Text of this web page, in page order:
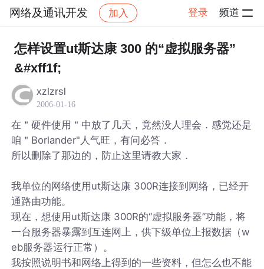
网络及通讯开发 加入 登录 频道
社区 网络及通讯开发 帖子详情
怎样设置ut斯达康 300 的“虚拟服务器”
&#xff1f;
xzlzrsl
2006-01-16
在＂硬件使用＂中放了几天，竟然没人理会．感觉还是
咱＂Borlander"人气旺，有问必答．
所以删除了那边的，防止这里请教大家．
我单位的网络使用ut斯达康 300R连接到网络，已经开
通路由功能。
现在，想使用ut斯达康 300R的“虚拟服务器”功能，将
一台服务器暴露到互连网上，供下级单位上报数据（w
eb服务器运行正常）。
我按照说明书和网络上得到的一些资料，但怎么也不能